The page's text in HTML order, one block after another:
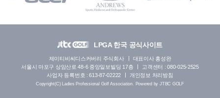
LPGA 한국 공식사이트
제이티비씨디스커버리 주식회사
대표이사 홍성완
서울시 마포구 상암산로 48-6 중앙일보빌딩 17층
고객센터 : 080-025-2525
사업자 등록번호 : 613-87-02222
개인정보 처리방침
Copyright(C) Ladies Professional Golf Association. Powered by JTBC GOLF